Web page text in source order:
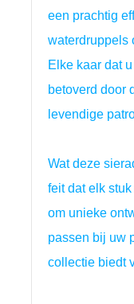
een prachtig
waterdruppels
Elke kaar dat
betoverd door
levendige
Wat deze
feit dat elk
om unieke
passen bij uw
collectie biedt